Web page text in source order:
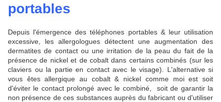
portables
Depuis l'émergence des téléphones portables & leur utilisation
excessive, les allergologues détectent une augmentation des
dermatites de contact ou une irritation de la peau du fait de la
présence de nickel et de cobalt dans certains combinés (sur les
claviers ou la partie en contact avec le visage). L'alternative si
vous êtes allergique au cobalt & nickel comme moi est soit
d'éviter le contact prolongé avec le combiné, soit de garantir la
non présence de ces substances auprès du fabricant ou d'utiliser